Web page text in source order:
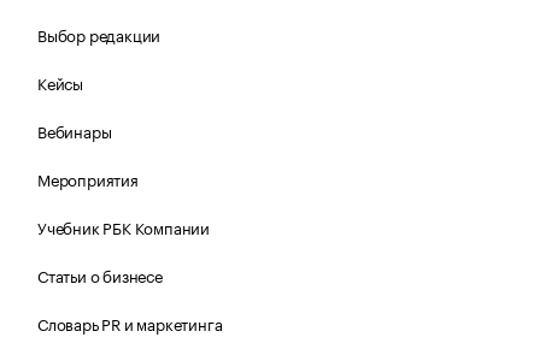
Выбор редакции
Кейсы
Вебинары
Мероприятия
Учебник РБК Компании
Статьи о бизнесе
Словарь PR и маркетинга